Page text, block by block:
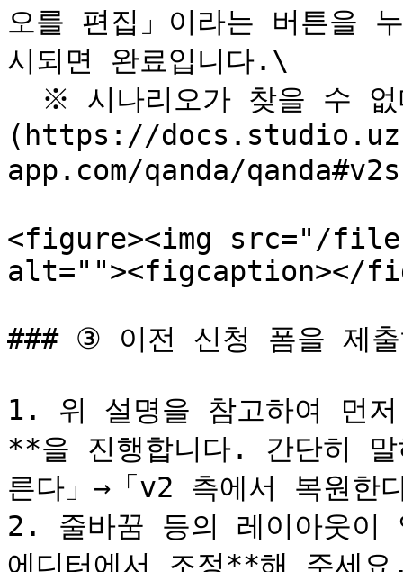
오를 편집」이라는 버튼을
시되면 완료입니다.\
(https://
app.com/qanda/
<figure><img src="/files/
alt=""><figcaption></
### ③ 이전 신청 폼을 제출
1. 위 설명을 참고하여 먼
**을 진행합니다. 간단히
른다」→「v2 측에서 복원한
2. 줄바꿈 등의 레이아웃
에디터에서 조정**해 주세